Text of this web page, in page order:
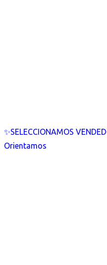
✨SELECCIONAMOS
Orientamos